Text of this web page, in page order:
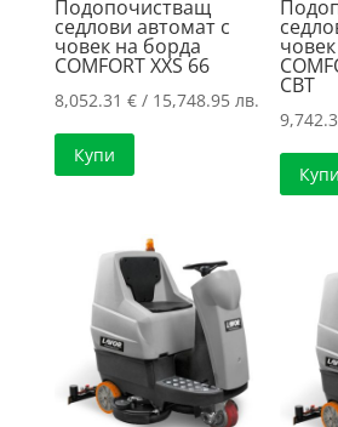
Подопочистващ
седлови автомат с
човек на борда
COMFORT XXS 66
8,052.31 €/ 15,748.95 лв.
Купи
CBT
Купи